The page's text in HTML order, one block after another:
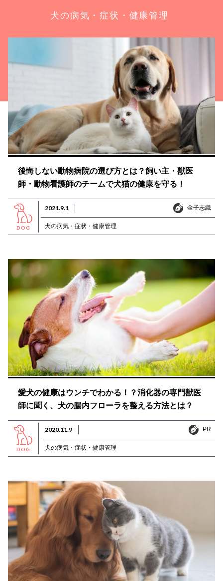
犬の病気・症状・健康管理
後悔しない動物病院の選び方とは？飼い主・獣医
師・動物看護師のチームで犬猫の健康を守る！
DOG
2021.9.1 金子志織
金子志織
犬の病気・症状・健康管理
愛犬の健康はウンチでわかる！？消化器の専門獣医
師に聞く、犬の腸内フローラを整える方法とは？
DOG
2020.11.9 PR
PR
犬の病気・症状・健康管理